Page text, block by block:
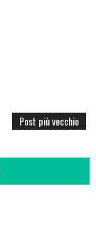
Post più vecchio